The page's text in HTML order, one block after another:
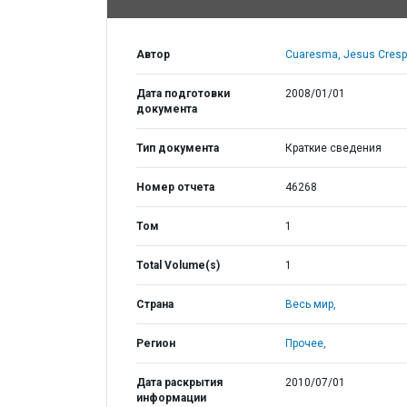
Автор Cuaresma, Jesus
Дата подготовки
документа
2008/01/01
Тип документа Краткие сведения
Номер отчета 46268
Том 1
Total Volume(s) 1
Страна Весь мир,
Регион Прочее,
Дата раскрытия
информации
2010/07/01